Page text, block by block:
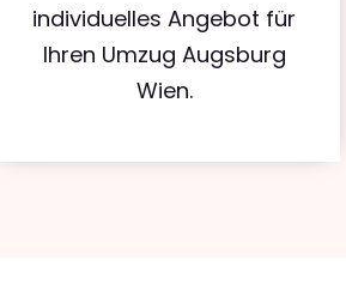
individuelles Angebot für
Ihren Umzug Augsburg
Wien.